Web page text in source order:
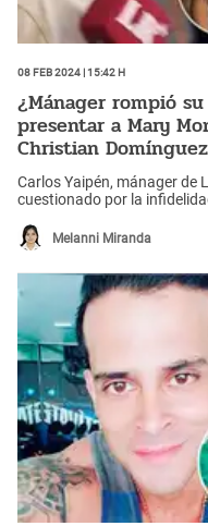
08 Feb 2024 | 15:42 h
¿Mánager rompió
presentar a Mary
Christian
Carlos Yaipén, mánager de
cuestionado por la
Melanni Miranda